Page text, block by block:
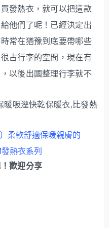
發熱衣，就可以把這款
他們了呢！已經決定出
常在猶豫到底要帶哪些
占行李的空間，現在有
以後出國整理行李就不
柔軟舒適保暖親膚的
熱衣系列
歡迎分享